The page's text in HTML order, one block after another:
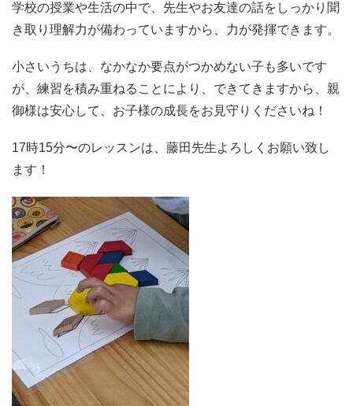
学校の授業や生活の中で、 先生やお友達の話をしっかり聞
き取り理解力が備わっていますから
、力が発揮できます。
小さいうちは、なかなか要点がつかめない子も多いです
が、 練習を積み重ねることにより、できてきますから、 親
御様は安心して、お子様の成長をお見守りくださいね！
17時15分〜のレッスンは、藤田先生よろしくお願い致し
ます！